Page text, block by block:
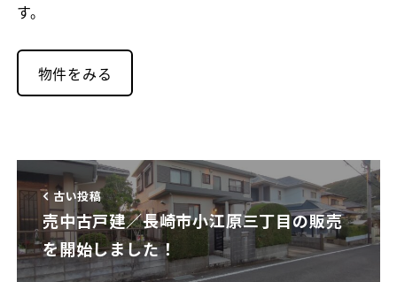
す。
物件をみる
古い投稿
売中古戸建／長崎市小江原三丁目の販売
を開始しました！